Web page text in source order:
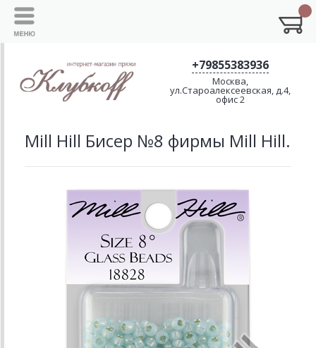
+79855383936
Москва,
ул.Староалексеевская, д.4,
офис 2
Mill Hill Бисер №8 фирмы Mill Hill.